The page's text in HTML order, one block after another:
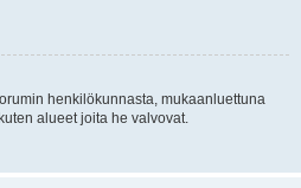
henkilökunnasta, mukaanluettuna
alueet joita he valvovat.